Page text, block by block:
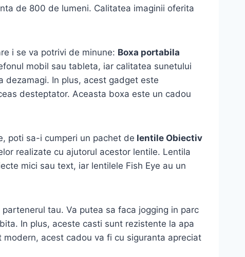
de 800 de lumeni. Calitatea imaginii oferita
i se va potrivi de minune: Boxa portabila
mobil sau tableta, iar calitatea sunetului
In plus, acest gadget este
desteptator. Aceasta boxa este un cadou
poti sa-i cumperi un pachet de lentile Obiectiv
realizate cu ajutorul acestor lentile. Lentila
mici sau text, iar lentilele Fish Eye au un
tau. Va putea sa faca jogging in parc
In plus, aceste casti sunt rezistente la apa
acest cadou va fi cu siguranta apreciat